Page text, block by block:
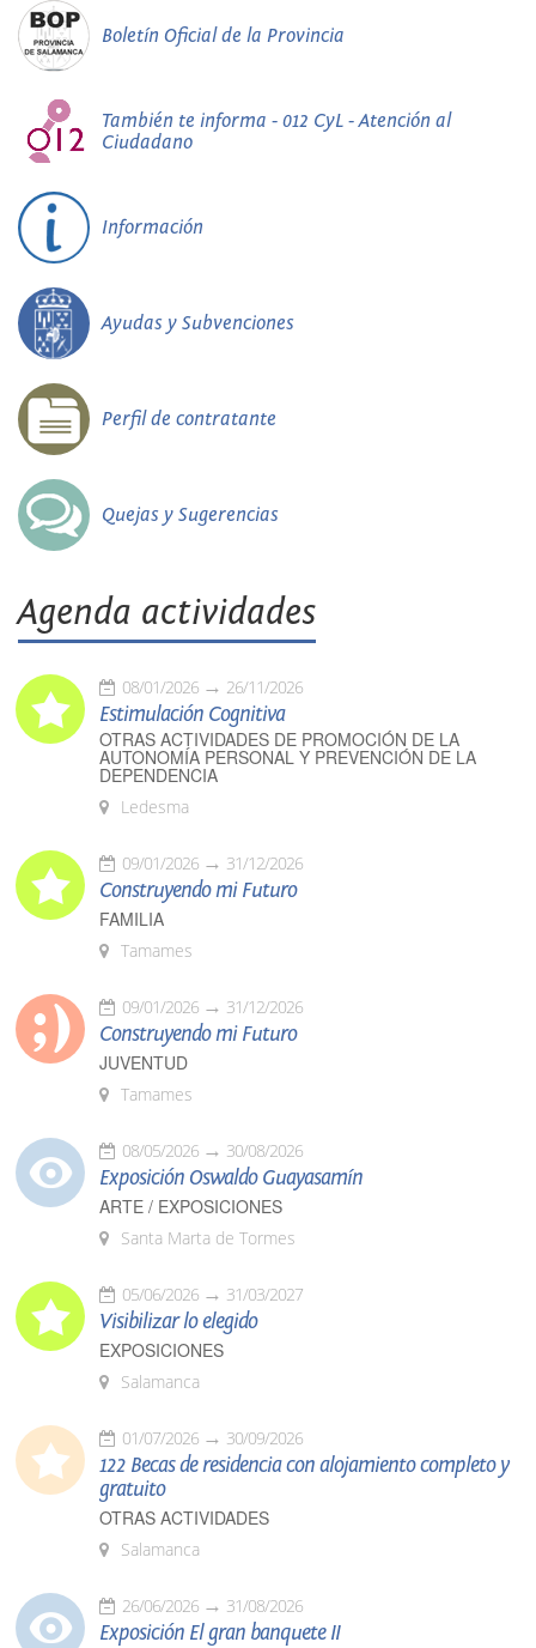
Boletín Oficial de la Provincia
También te informa - 012 CyL - Atención al
Ciudadano
Información
Ayudas y Subvenciones
Perfil de contratante
Quejas y Sugerencias
Agenda actividades
08/01/2026 26/11/2026
Estimulación Cognitiva
OTRAS ACTIVIDADES DE PROMOCIÓN DE LA
AUTONOMÍA PERSONAL Y PREVENCIÓN DE LA
DEPENDENCIA
Ledesma
09/01/2026 31/12/2026
Construyendo mi Futuro
FAMILIA
Tamames
09/01/2026 31/12/2026
Construyendo mi Futuro
JUVENTUD
Tamames
08/05/2026 30/08/2026
Exposición Oswaldo Guayasamín
ARTE / EXPOSICIONES
Santa Marta de Tormes
05/06/2026 31/03/2027
Visibilizar lo elegido
EXPOSICIONES
Salamanca
01/07/2026 30/09/2026
122 Becas de residencia con alojamiento completo y
gratuito
OTRAS ACTIVIDADES
Salamanca
26/06/2026 31/08/2026
Exposición El gran banquete II